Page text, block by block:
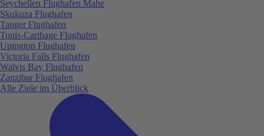
Seychellen Flughafen Mahe
Skukuza Flughafen
Tanger Flughafen
Tunis-Carthage Flughafen
Upington Flughafen
Victoria Falls Flughafen
Walvis Bay Flughafen
Zanzibar Flughafen
Alle Ziele im Überblick